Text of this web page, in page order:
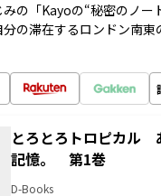
の「Kayoの“秘密のノー
の滞在するロンドン南東
とろとろトロピカル
記憶。 第1巻
D-Books